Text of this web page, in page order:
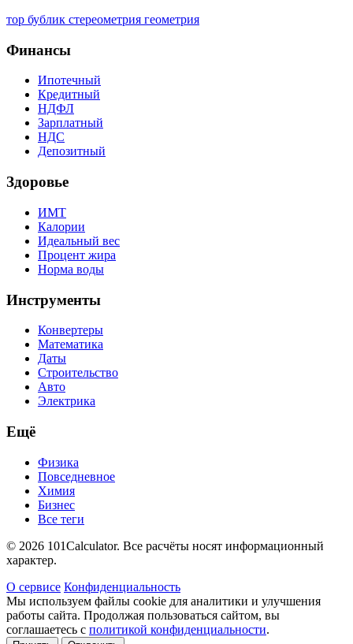
тор бублик стереометрия геометрия
Финансы
Ипотечный
Кредитный
НДФЛ
Зарплатный
НДС
Депозитный
Здоровье
ИМТ
Калории
Идеальный вес
Процент жира
Норма воды
Инструменты
Конвертеры
Математика
Даты
Строительство
Авто
Электрика
Ещё
Физика
Повседневное
Химия
Бизнес
Все теги
© 2026 101Calculator. Все расчёты носят информационный
характер.
О сервисе Конфиденциальность
Мы используем файлы cookie для аналитики и улучшения
работы сайта. Продолжая пользоваться сайтом, вы
соглашаетесь с политикой конфиденциальности.